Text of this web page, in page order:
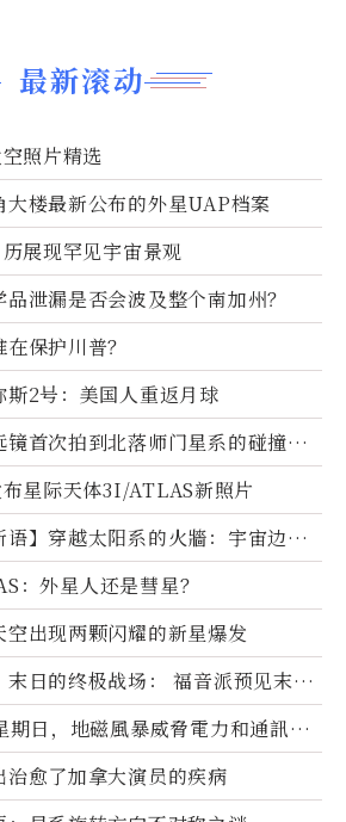
最新滚动
照片精选
大楼最新公布的外星UAP档案
展现罕见宇宙景观
泄漏是否会波及整个南加州？
保护川普？
斯2号：美国人重返月球
镜首次拍到北落师门星系的碰撞与
星际天体3I/ATLAS新照片
语】穿越太阳系的火牆：宇宙边界
：外星人还是彗星？
空出现两颗闪耀的新星爆发
末日的终极战场： 福音派预见末
僧侣预言以色列的进攻
期日，地磁風暴威脅電力和通訊基
治愈了加拿大演员的疾病